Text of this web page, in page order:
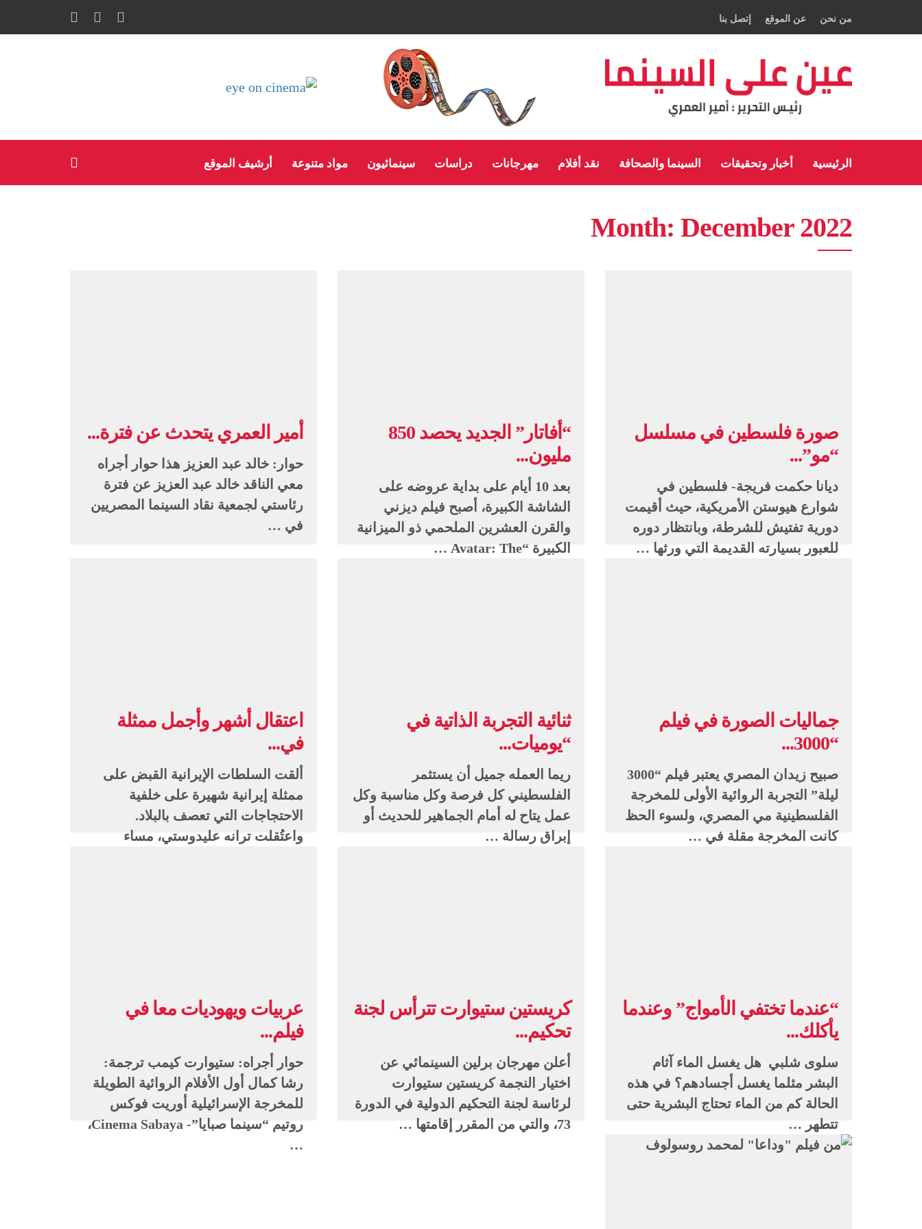
من نحن عن الموقع إتصل بنا
الرئيسية أخبار وتحقيقات السينما والصحافة نقد أفلام مهرجانات دراسات سينمائيون مواد متنوعة أرشيف الموقع
Month: December 2022
صورة فلسطين في مسلسل
“مو”...
ديانا حكمت فريجة- فلسطين في
شوارع هيوستن الأمريكية، حيث أقيمت
دورية تفتيش للشرطة، وبانتظار دوره
للعبور بسيارته القديمة التي ورثها …
“أفاتار” الجديد يحصد 850
مليون...
بعد 10 أيام على بداية عروضه على
الشاشة الكبيرة، أصبح فيلم ديزني
والقرن العشرين الملحمي ذو الميزانية
الكبيرة “Avatar: The …
أمير العمري يتحدث عن فترة...
حوار: خالد عبد العزيز هذا حوار أجراه
معي الناقد خالد عبد العزيز عن فترة
رئاستي لجمعية نقاد السينما المصريين
في …
جماليات الصورة في فيلم
“3000...
صبيح زيدان المصري يعتبر فيلم “3000
ليلة” التجربة الروائية الأولى للمخرجة
الفلسطينية مي المصري، ولسوء الحظ
كانت المخرجة مقلة في …
ثنائية التجربة الذاتية في
“يوميات...
ريما العمله جميل أن يستثمر
الفلسطيني كل فرصة وكل مناسبة وكل
عمل يتاح له أمام الجماهير للحديث أو
إبراق رسالة …
اعتقال أشهر وأجمل ممثلة
في...
ألقت السلطات الإيرانية القبض على
ممثلة إيرانية شهيرة على خلفية
الاحتجاجات التي تعصف بالبلاد.
واعتُقلت ترانه عليدوستي، مساء
“عندما تختفي الأمواج” وعندما
يأكلك...
سلوى شلبي هل يغسل الماء آثام
البشر مثلما يغسل أجسادهم؟ في هذه
الحالة كم من الماء تحتاج البشرية حتى
تتطهر …
كريستين ستيوارت تترأس لجنة
تحكيم...
أعلن مهرجان برلين السينمائي عن
اختيار النجمة كريستين ستيوارت
لرئاسة لجنة التحكيم الدولية في الدورة
73، والتي من المقرر إقامتها …
عربيات ويهوديات معا في
فيلم...
حوار أجراه: ستيوارت كيمب ترجمة:
رشا كمال أول الأفلام الروائية الطويلة
للمخرجة الإسرائيلية أوريت فوكس
روتيم “سينما صبايا”- Cinema Sabaya،
…